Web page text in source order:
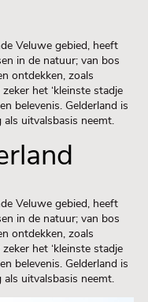
Veluwe gebied, heeft
in de natuur; van bos
ontdekken, zoals
het ‘kleinste stadje
belevenis. Gelderland is
als uitvalsbasis neemt.
Veluwe gebied, heeft
in de natuur; van bos
ontdekken, zoals
het ‘kleinste stadje
belevenis. Gelderland is
als uitvalsbasis neemt.